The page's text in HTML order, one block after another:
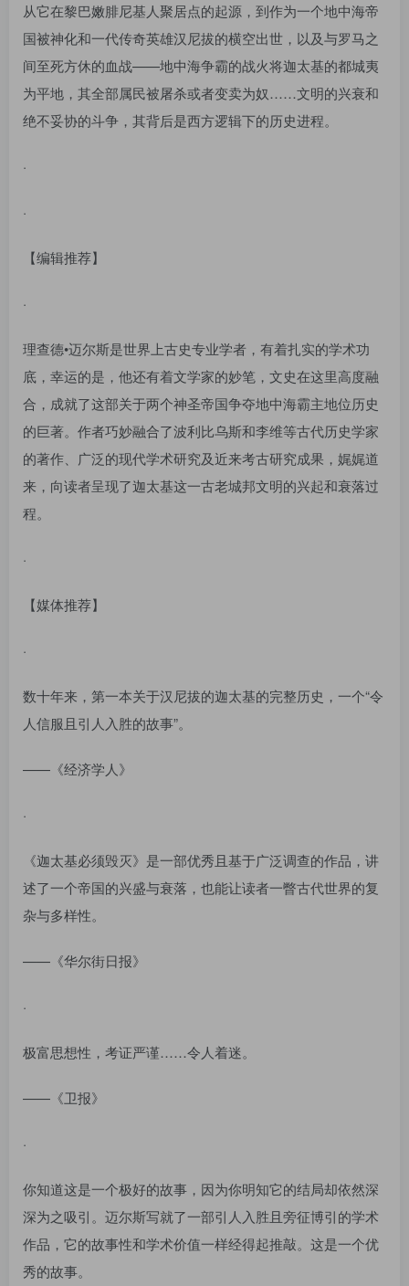
从它在黎巴嫩腓尼基人聚居点的起源，到作为一个地中海帝
国被神化和一代传奇英雄汉尼拔的横空出世，以及与罗马之
间至死方休的血战——地中海争霸的战火将迦太基的都城夷
为平地，其全部属民被屠杀或者变卖为奴……文明的兴衰和
绝不妥协的斗争，其背后是西方逻辑下的历史进程。
·
·
【编辑推荐】
·
理查德•迈尔斯是世界上古史专业学者，有着扎实的学术功
底，幸运的是，他还有着文学家的妙笔，文史在这里高度融
合，成就了这部关于两个神圣帝国争夺地中海霸主地位历史
的巨著。作者巧妙融合了波利比乌斯和李维等古代历史学家
的著作、广泛的现代学术研究及近来考古研究成果，娓娓道
来，向读者呈现了迦太基这一古老城邦文明的兴起和衰落过
程。
·
【媒体推荐】
·
数十年来，第一本关于汉尼拔的迦太基的完整历史，一个“令
人信服且引人入胜的故事”。
——《经济学人》
·
《迦太基必须毁灭》是一部优秀且基于广泛调查的作品，讲
述了一个帝国的兴盛与衰落，也能让读者一瞥古代世界的复
杂与多样性。
——《华尔街日报》
·
极富思想性，考证严谨……令人着迷。
——《卫报》
·
你知道这是一个极好的故事，因为你明知它的结局却依然深
深为之吸引。迈尔斯写就了一部引人入胜且旁征博引的学术
作品，它的故事性和学术价值一样经得起推敲。这是一个优
秀的故事。